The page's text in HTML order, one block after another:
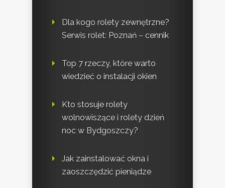
Dla kogo rolety zewnętrzne?
Serwis rolet: Poznań – cennik
Top 7 rzeczy, które warto
wiedzieć o instalacji okien
Kto stosuje rolety
wolnowiszące i rolety dzień
noc w Bydgoszczy?
Jak zainstalować okna i
zaoszczędzić pieniądze